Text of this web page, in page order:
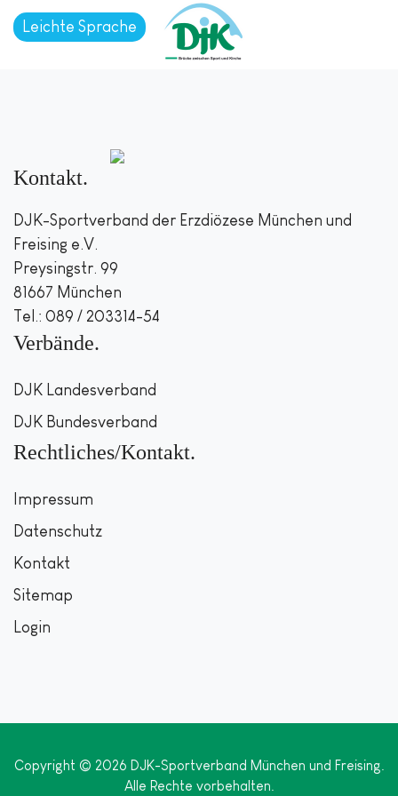
Leichte Sprache
Kontakt
DJK-Sportverband der Erzdiözese München und
Freising e.V.
Preysingstr. 99
81667 München
Tel.: 089 / 203314-54
Verbände
DJK Landesverband
DJK Bundesverband
Rechtliches/Kontakt
Impressum
Datenschutz
Kontakt
Sitemap
Login
Copyright © 2026 DJK-Sportverband München und Freising.
Alle Rechte vorbehalten.